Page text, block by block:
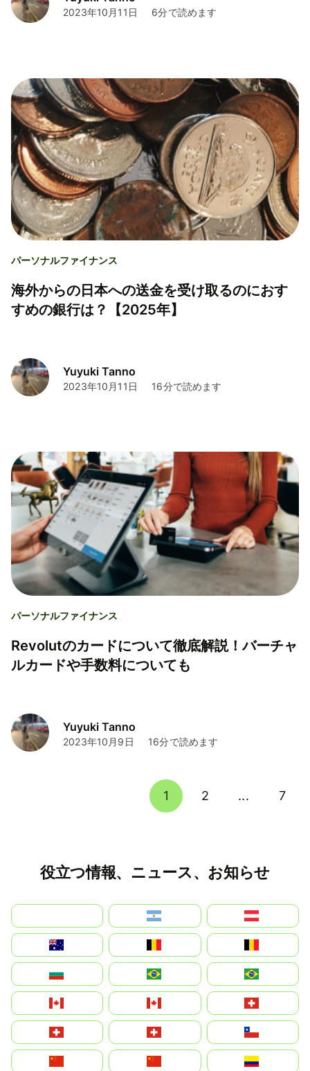
2023年10月11日 6分で読めます
パーソナルファイナンス
海外からの日本への送金を受け取るのにおす
すめの銀行は？【2025年】
Yuyuki Tanno
2023年10月11日 16分で読めます
パーソナルファイナンス
Revolutのカードについて徹底解説！バーチャ
ルカードや手数料についても
Yuyuki Tanno
2023年10月9日 16分で読めます
1 2 ... 7
役立つ情報、ニュース、お知らせ
Australia
Belgique
България
Brasil (ES)
Canada (FR)
Colombia